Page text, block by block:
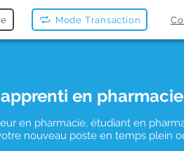
Mode Transaction
en pharmacie
en pharmacie, étudiant en
nouveau poste en temps plein